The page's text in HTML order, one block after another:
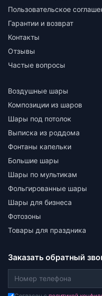
Пользовательское
Гарантии и возврат
Контакты
Отзывы
Частые вопросы
Воздушные шары
Композиции из шаров
Шары под потолок
Выписка из роддома
Фонтаны капельки
Большие шары
Шары по мультикам
Фольгированные шары
Шары для бизнеса
Фотозоны
Товары для праздника
Заказать обратный